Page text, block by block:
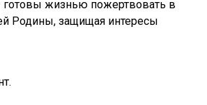
готовы жизнью пожертвовать в
Родины, защищая интересы